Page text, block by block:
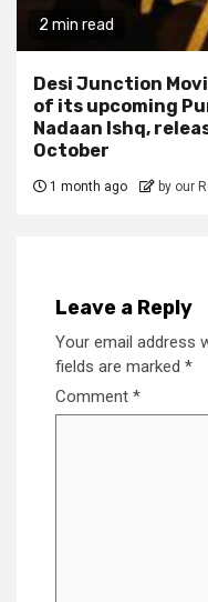
2 min read
Desi Junction
of its upcoming
Nadaan Ishq,
October
1 month ago by our
Leave a Reply
Your email address
fields are marked *
Comment *